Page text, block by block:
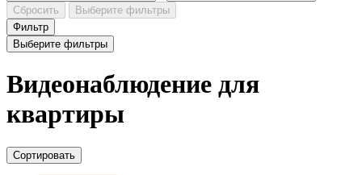
Сбросить
Выберите фильтры
Фильтр
Выберите фильтры
Видеонаблюдение для
квартиры
Сортировать